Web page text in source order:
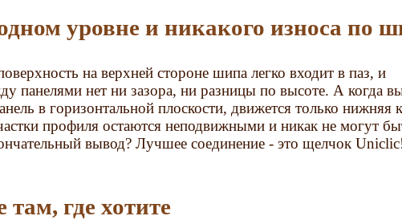
одном уровне и никакого износа по
на верхней стороне шипа легко входит в паз, и
панелями нет ни зазора, ни разницы по высоте. А когда
в горизонтальной плоскости, движется только нижняя
профиля остаются неподвижными и никак не могут
вывод? Лучшее соединение - это щелчок
там, где хотите